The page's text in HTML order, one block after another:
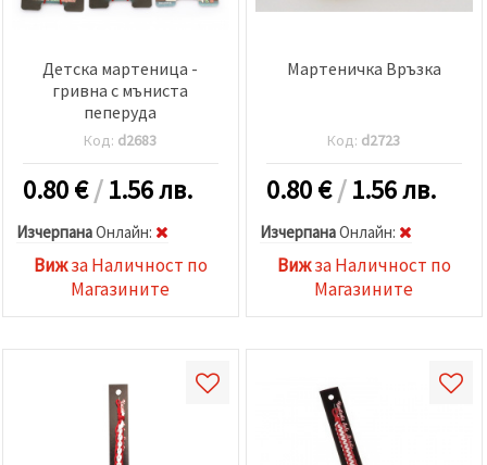
всички
на
бисквитките
Детска мартеница -
гривна с мъниста
пеперуда
Код: d2683
0.80€/1.56 лв.
ИзчерпанаOнлайн:
Вижза Наличност по
Магазините
Мартеничка Връзка
Код: d2723
0.80€/1.56 лв.
ИзчерпанаOнлайн:
Вижза Наличност по
Магазините